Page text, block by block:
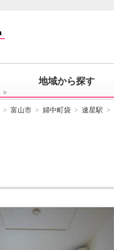
地域から探す
富山市 婦中町袋 速星駅